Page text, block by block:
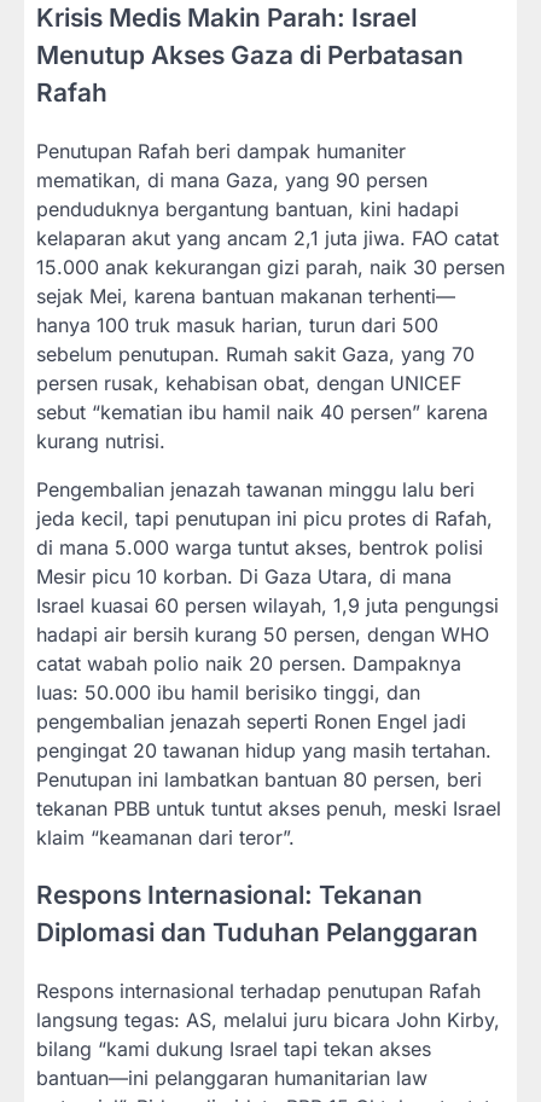
Krisis Medis Makin Parah: Israel
Menutup Akses Gaza di Perbatasan
Rafah
Penutupan Rafah beri dampak humaniter
mematikan, di mana Gaza, yang 90 persen
penduduknya bergantung bantuan, kini hadapi
kelaparan akut yang ancam 2,1 juta jiwa. FAO catat
15.000 anak kekurangan gizi parah, naik 30 persen
sejak Mei, karena bantuan makanan terhenti—
hanya 100 truk masuk harian, turun dari 500
sebelum penutupan. Rumah sakit Gaza, yang 70
persen rusak, kehabisan obat, dengan UNICEF
sebut “kematian ibu hamil naik 40 persen” karena
kurang nutrisi.
Pengembalian jenazah tawanan minggu lalu beri
jeda kecil, tapi penutupan ini picu protes di Rafah,
di mana 5.000 warga tuntut akses, bentrok polisi
Mesir picu 10 korban. Di Gaza Utara, di mana
Israel kuasai 60 persen wilayah, 1,9 juta pengungsi
hadapi air bersih kurang 50 persen, dengan WHO
catat wabah polio naik 20 persen. Dampaknya
luas: 50.000 ibu hamil berisiko tinggi, dan
pengembalian jenazah seperti Ronen Engel jadi
pengingat 20 tawanan hidup yang masih tertahan.
Penutupan ini lambatkan bantuan 80 persen, beri
tekanan PBB untuk tuntut akses penuh, meski Israel
klaim “keamanan dari teror”.
Respons Internasional: Tekanan
Diplomasi dan Tuduhan Pelanggaran
Respons internasional terhadap penutupan Rafah
langsung tegas: AS, melalui juru bicara John Kirby,
bilang “kami dukung Israel tapi tekan akses
bantuan—ini pelanggaran humanitarian law